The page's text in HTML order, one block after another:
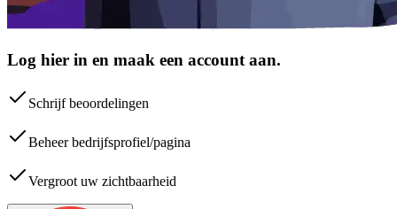
Log hier in en maak een account aan.
Schrijf beoordelingen
Beheer bedrijfsprofiel/pagina
Vergroot uw zichtbaarheid